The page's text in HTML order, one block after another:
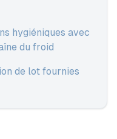
hygiéniques avec
du froid
de lot fournies